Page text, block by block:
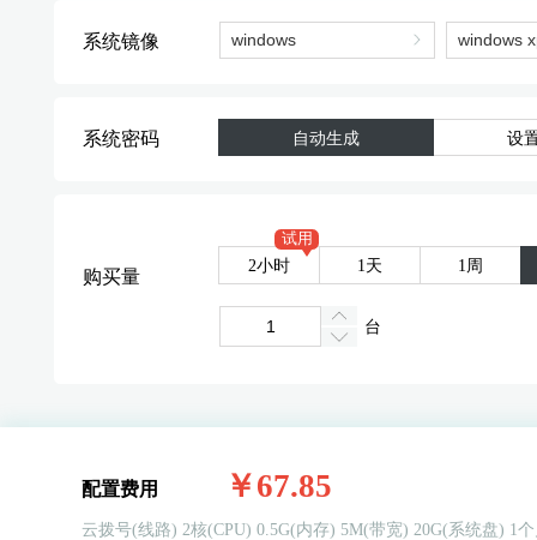
系统镜像
系统密码 自动生成 设
购买量
2小时
试用
1天 1周
台
配置费用 ￥67.85
云拨号(线路) 2核(CPU) 0.5G(内存) 5M(带宽) 20G(系统盘) 1